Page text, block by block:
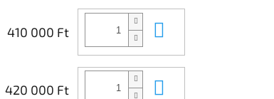
410 000 Ft
420 000 Ft